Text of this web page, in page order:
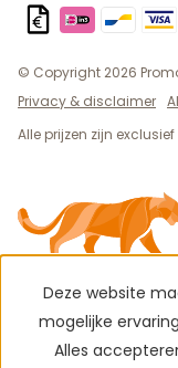
© Copyright 2026
Privacy & disclaimer
Alle prijzen zijn exclusief
Deze website
mogelijke
Alles